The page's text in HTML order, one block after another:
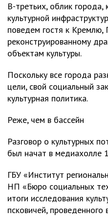
В-третьих, облик города,
культурной
поведем гостя к Кремлю,
реконструированному
объектам культуры.
Поскольку все города
цели, свой социальный
культурная политика.
Реже, чем в бассейн
Разговор о культурных
был начат в медиахолле
ГБУ «Институт
НП «Бюро социальных
итоги исследования
псковичей,